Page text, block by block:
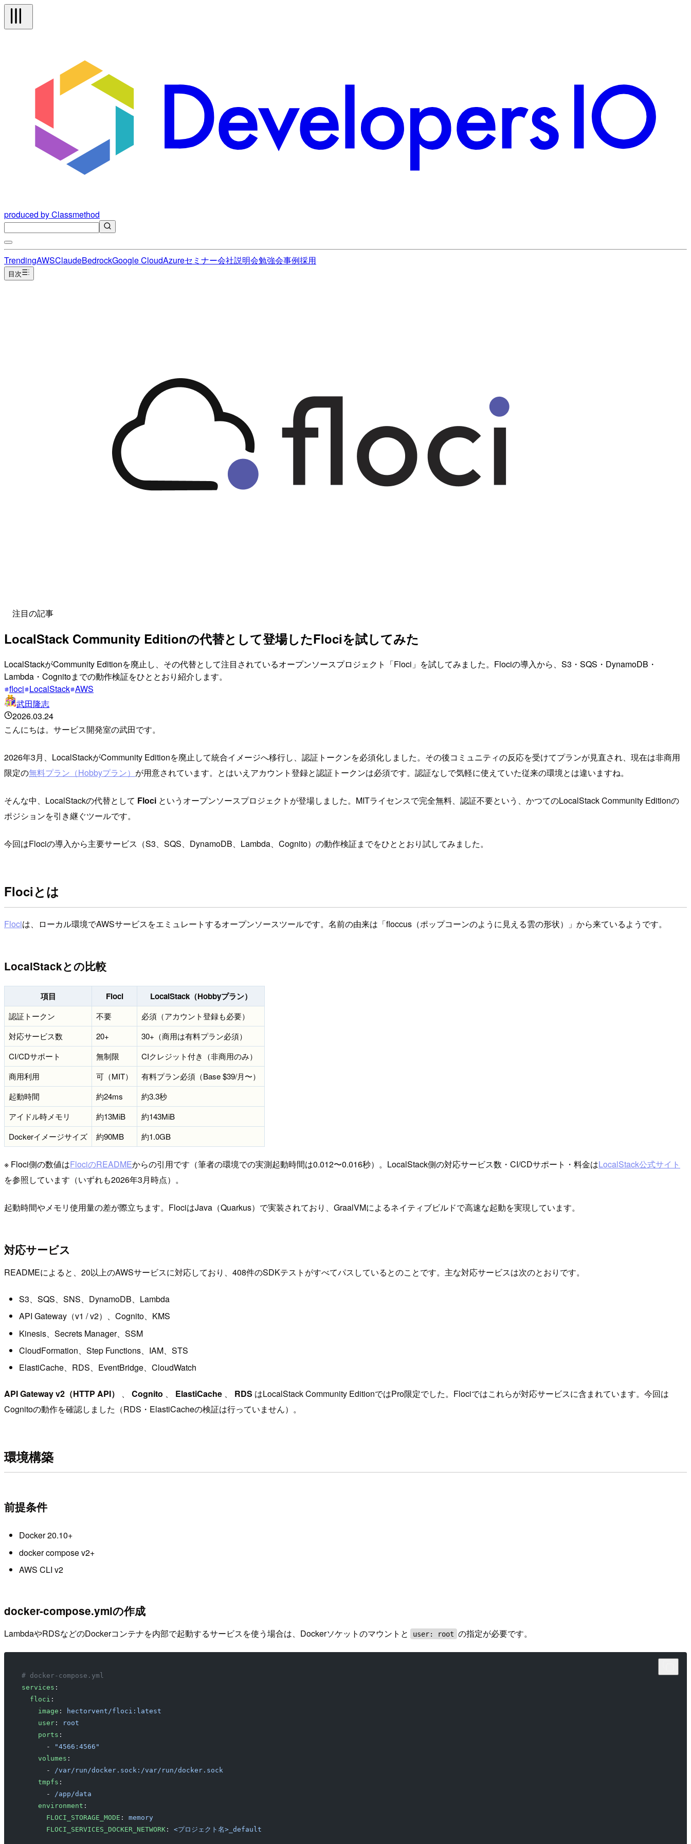
produced by Classmethod
TrendingAWSClaudeBedrockGoogle CloudAzureセミナー会社説明会勉強会事例採用
目次
注目の記事
LocalStack Community Editionの代替として登場したFlociを試してみた
LocalStackがCommunity Editionを廃止し、その代替として注目されているオープンソースプロジェクト「Floci」を試してみました。Flociの導入から、S3・SQS・DynamoDB・
Lambda・Cognitoまでの動作検証をひととおり紹介します。
floci LocalStack AWS
武田隆志
2026.03.24
こんにちは。サービス開発室の武田です。
2026年3月、LocalStackがCommunity Editionを廃止して統合イメージへ移行し、認証トークンを必須化しました。その後コミュニティの反応を受けてプランが見直され、現在は非商用
限定の無料プラン（Hobbyプラン） が用意されています。とはいえアカウント登録と認証トークンは必須です。認証なしで気軽に使えていた従来の環境とは違いますね。
そんな中、LocalStackの代替として Floci というオープンソースプロジェクトが登場しました。MITライセンスで完全無料、認証不要という、かつてのLocalStack Community Editionの
ポジションを引き継ぐツールです。
今回はFlociの導入から主要サービス（S3、SQS、DynamoDB、Lambda、Cognito）の動作検証までをひととおり試してみました。
Flociとは
Flociは、ローカル環境でAWSサービスをエミュレートするオープンソースツールです。名前の由来は「floccus（ポップコーンのように見える雲の形状）」から来ているようです。
LocalStackとの比較
項目 Floci LocalStack（Hobbyプラン）
認証トークン 不要
必須（アカウント登録も必要）
対応サービス数
20+
30+（商用は有料プラン必須）
CI/CDサポート
無制限
CIクレジット付き（非商用のみ）
商用利用
可（MIT）
有料プラン必須（Base $39/月〜）
起動時間
約24ms
約3.3秒
アイドル時メモリ
約13MiB
約143MiB
Dockerイメージサイズ
約90MB 約1.0GB
※ Floci側の数値はFlociのREADMEからの引用です（筆者の環境での実測起動時間は0.012〜0.016秒）。LocalStack側の対応サービス数・CI/CDサポート・料金はLocalStack公式サイト
を参照しています（いずれも2026年3月時点）。
起動時間やメモリ使用量の差が際立ちます。FlociはJava（Quarkus）で実装されており、GraalVMによるネイティブビルドで高速な起動を実現しています。
対応サービス
READMEによると、20以上のAWSサービスに対応しており、408件のSDKテストがすべてパスしているとのことです。主な対応サービスは次のとおりです。
S3、SQS、SNS、DynamoDB、Lambda
API Gateway（v1 / v2）、Cognito、KMS
Kinesis、Secrets Manager、SSM
CloudFormation、Step Functions、IAM、STS
ElastiCache、RDS、EventBridge、CloudWatch
API Gateway v2（HTTP API） 、 Cognito 、 ElastiCache 、 RDS はLocalStack Community EditionではPro限定でした。Flociではこれらが対応サービスに含まれています。今回は
Cognitoの動作を確認しました（RDS・ElastiCacheの検証は行っていません）。
環境構築
前提条件
Docker 20.10+
docker compose v2+
AWS CLI v2
docker-compose.ymlの作成
LambdaやRDSなどのDockerコンテナを内部で起動するサービスを使う場合は、Dockerソケットのマウントと user: root の指定が必要です。
# docker-compose.yml
services :
  floci
:
    image
:
hectorvent/floci:latest
    user
:
root
    ports
:
      -
"4566:4566"
    volumes
:
      -
/var/run/docker.sock:/var/run/docker.sock
    tmpfs
:
      -
/app/data
    environment
:
      FLOCI_STORAGE_MODE
: memory
      FLOCI_SERVICES_DOCKER_NETWORK
: <プロジェクト名>_default